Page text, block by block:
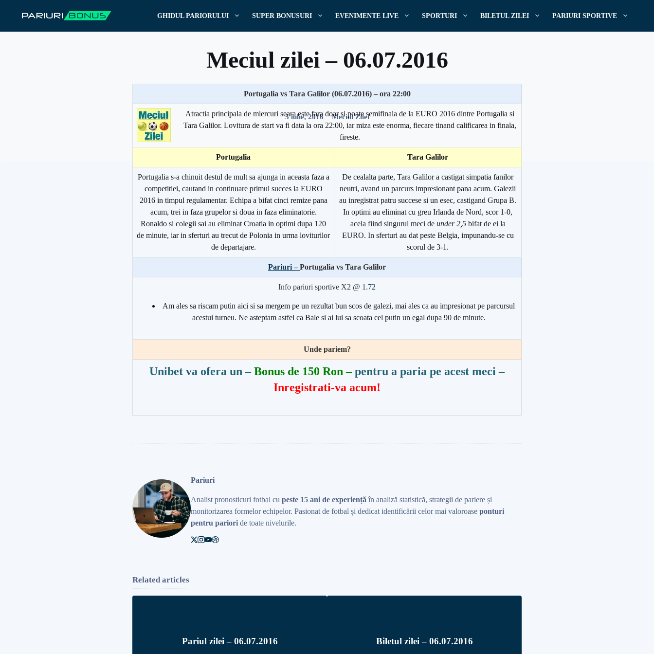
GHIDUL PARIORULUI SUPER BONUSURI EVENIMENTE LIVE SPORTURI BILETUL ZILEI PARIURI SPORTIVE
Meciul zilei – 06.07.2016
Scris dePariuri
5 iulie, 2016 Meciul Zilei
Portugalia vs Tara Galilor (06.07.2016) – ora 22:00
Atractia principala de miercuri seara este fara doar si poate semifinala de la EURO 2016 dintre Portugalia si
Tara Galilor. Lovitura de start va fi data la ora 22:00, iar miza este enorma, fiecare tinand calificarea in finala,
fireste.
Portugalia Tara Galilor
Portugalia s-a chinuit destul de mult sa ajunga in aceasta faza a
competitiei, cautand in continuare primul succes la EURO
2016 in timpul regulamentar. Echipa a bifat cinci remize pana
acum, trei in faza grupelor si doua in faza eliminatorie.
Ronaldo si colegii sai au eliminat Croatia in optimi dupa 120
de minute, iar in sferturi au trecut de Polonia in urma loviturilor
de departajare.
De cealalta parte, Tara Galilor a castigat simpatia fanilor
neutri, avand un parcurs impresionant pana acum. Galezii
au inregistrat patru succese si un esec, castigand Grupa B.
In optimi au eliminat cu greu Irlanda de Nord, scor 1-0,
acela fiind singurul meci de under 2,5bifat de ei la
EURO. In sferturi au dat peste Belgia, impunandu-se cu
scorul de 3-1.
Pariuri –Portugalia vs Tara Galilor
Info pariuri sportive X2 @ 1.72
Am ales sa riscam putin aici si sa mergem pe un rezultat bun scos de galezi, mai ales ca au impresionat pe parcursul
acestui turneu. Ne asteptam astfel ca Bale si ai lui sa scoata cel putin un egal dupa 90 de minute.
Unde pariem?
Unibet va ofera un –Bonus de 150 Ron –pentru a paria pe acest meci –
Inregistrati-va acum!
Pariuri
Analist pronosticuri fotbal cu peste 15 ani de experiență în analiză statistică, strategii de pariere și
monitorizarea formelor echipelor. Pasionat de fotbal și dedicat identificării celor mai valoroase ponturi
pentru pariori de toate nivelurile.
Related articles
Pariul zilei – 06.07.2016 Biletul zilei – 06.07.2016